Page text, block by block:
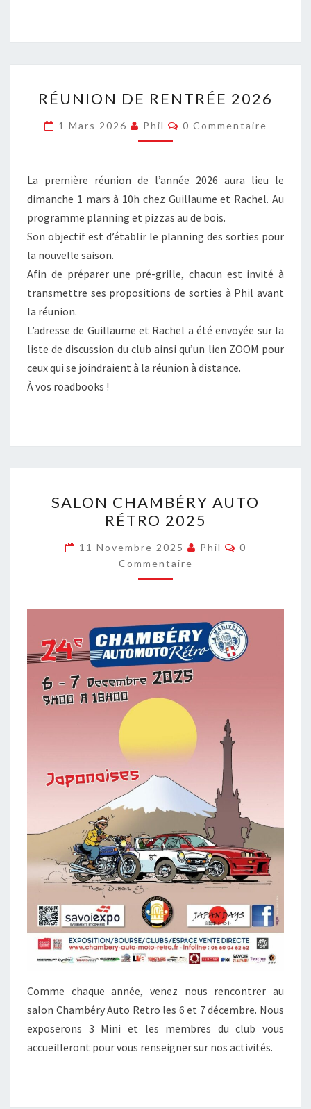
DE
RENTRÉE
2026
RÉUNION DE RENTRÉE 2026
1 Mars 2026 Phil Commentaires
0 Commentaire
La première réunion de l’année 2026 aura lieu le
dimanche 1 mars à 10h chez Guillaume et Rachel. Au
programme planning et pizzas au de bois.
Son objectif est d’établir le planning des sorties pour
la nouvelle saison.
Afin de préparer une pré-grille, chacun est invité à
transmettre ses propositions de sorties à Phil avant
la réunion.
L’adresse de Guillaume et Rachel a été envoyée sur la
liste de discussion du club ainsi qu’un lien ZOOM pour
ceux qui se joindraient à la réunion à distance.
À vos roadbooks !
CHAMBÉRY
AUTO
RÉTRO
2025
SALON CHAMBÉRY AUTO
RÉTRO 2025
11 Novembre 2025 Phil
0
Commentaire
Comme chaque année, venez nous rencontrer au
salon Chambéry Auto Retro les 6 et 7 décembre. Nous
exposerons 3 Mini et les membres du club vous
accueilleront pour vous renseigner sur nos activités.